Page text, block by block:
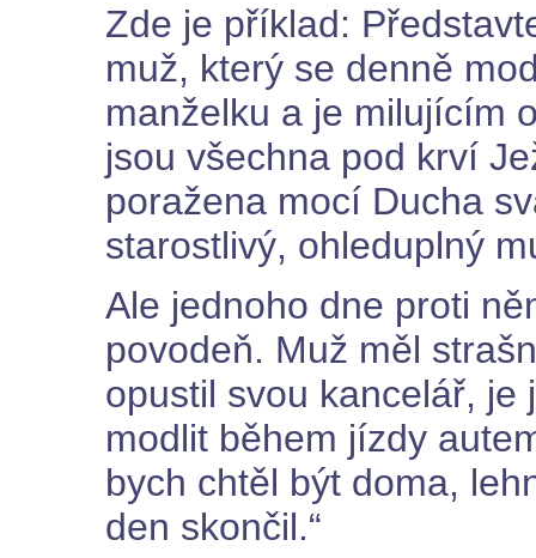
Zde je příklad:
muž, který se denně
manželku a je milujícím
jsou všechna pod krví
poražena mocí Ducha
starostlivý, ohleduplný
Ale jednoho dne proti
povodeň. Muž měl
opustil svou kancelář,
modlit během jízdy
bych chtěl být doma,
den skončil.“